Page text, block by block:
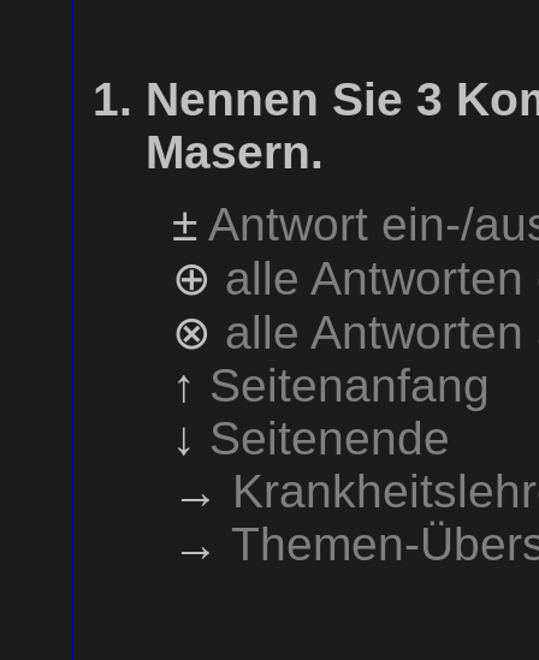
Nennen Sie 3
Masern.
± Antwort ein-/
⊕ alle
⊗ alle
↑ Seitenanfang
↓ Seitenende
→
→ Themen-